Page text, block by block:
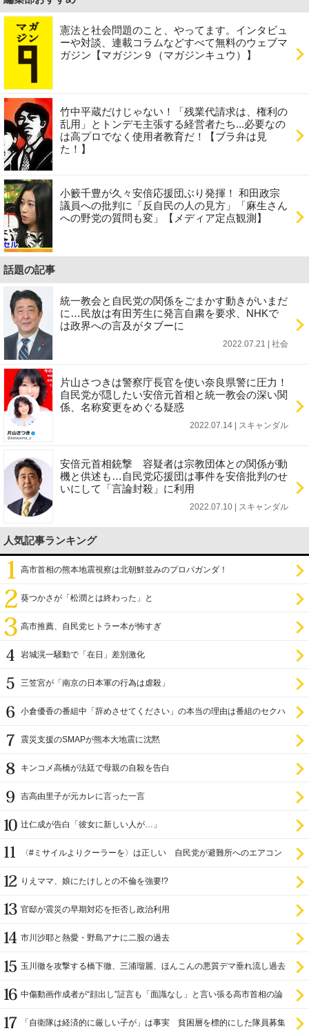
憲法と社会問題のこと、やってます。インタビュ
ーや対談、連載コラムなどすべて無料のウェブマ
ガジン【マガジン９（マガジンキュウ）】
竹中平蔵だけじゃない！「残業代請求は、権利の
乱用」とトンデモ主張する経営者たち...必要なの
は高プロでなく使用者教育だ！【ブラ弁は見
た！】
小籔千豊が久々安倍応援団ぶり発揮！ 和田政宗
議員への批判に「反自民の人の見方」「麻生さん
への野党の質問も変」【メディア定点観測】
話題の記事
統一教会と自民党の関係をごまかす動きがいまだ
に…民放は有田芳生に発言自粛を要求、NHKで
は政界への言及がタブーに
2022.07.21 | 社会
片山さつきは警察庁長官を使い奈良県警に圧力！
自民党が隠したい安倍元首相と統一教会の深い関
係、名称変更をめぐる疑惑
2022.07.14 | スキャンダル
安倍元首相銃撃 容疑者は宗教団体との関係が動
機と供述も…自民党応援団は事件を安倍批判のせ
いにして「言論封殺」に利用
2022.07.10 | スキャンダル
人気記事ランキング
高市首相の熊本地震視察は北朝鮮並みのプロパガンダ！
葵つかさが「松潤とは終わった」と
高市推薦、自民党ヒトラー本が怖すぎ
岩城滉一騒動で「在日」差別激化
三笠宮が「南京の日本軍の行為は虐殺」
小倉優香の番組中「辞めさせてください」の本当の理由は番組のセクハ
震災支援のSMAPが熊本大地震に沈黙
キンコメ高橋が法廷で母親の自殺を告白
吉高由里子が元カレに言った一言
辻仁成が告白「彼女に新しい人が…」
〈#ミサイルよりクーラーを〉は正しい 自民党が避難所へのエアコン
りえママ、娘にたけしとの不倫を強要!?
官邸が震災の早期対応を拒否し政治利用
市川沙耶と熱愛・野島アナに二股の過去
玉川徹を攻撃する橋下徹、三浦瑠麗、ほんこんの悪質デマ垂れ流し過去
中傷動画作成者が“顔出し”証言も「面識なし」と言い張る高市首相の論
「自衛隊は経済的に厳しい子が」は事実 貧困層を標的にした隊員募集